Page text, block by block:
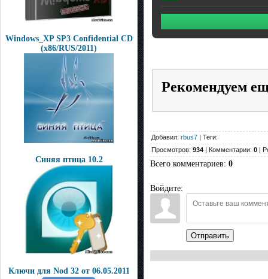
Windows_XP SP3 Confidential CD
(x86/RUS/2011)
Синяя птица 10.2
Ключи для Nod 32 от 06.05.2011
Рекомендуем
Добавил: rbus7 | Теги:
Просмотров: 934 | Комментарии: 0 |
Всего комментариев: 0
Войдите:
Отправить